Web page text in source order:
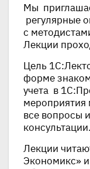
Мы
регулярные
с
Лекции
Цель
форме
учета в
мероприятия
все вопросы
консультации.
Лекции
Экономикс»